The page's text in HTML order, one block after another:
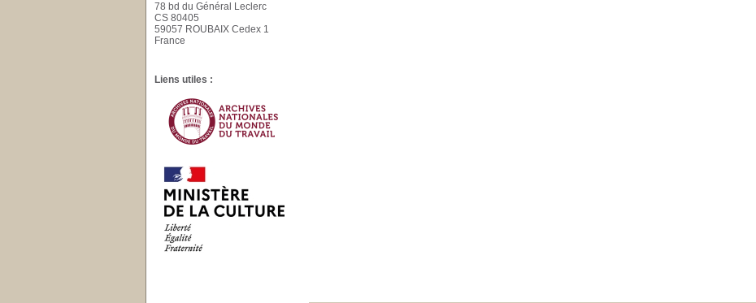
78 bd du Général Leclerc
CS 80405
59057 ROUBAIX Cedex 1
France
Liens utiles :